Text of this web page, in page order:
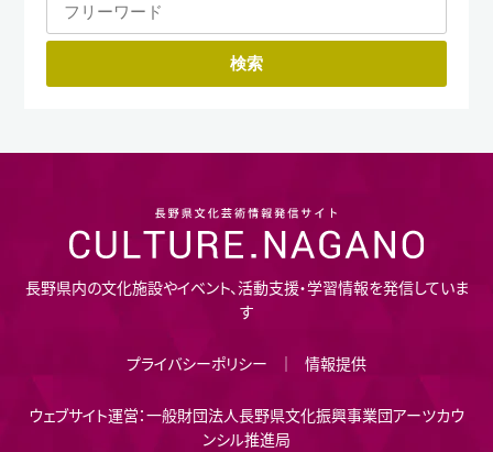
長野県内の文化施設やイベント、活動支援・学習情報を発信していま
す
プライバシーポリシー 情報提供
ウェブサイト運営：一般財団法人長野県文化振興事業団アーツカウ
ンシル推進局